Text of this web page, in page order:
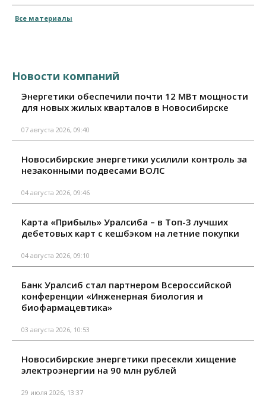
Все материалы
Новости компаний
Энергетики обеспечили почти 12 МВт мощности
для новых жилых кварталов в Новосибирске
07 августа 2026, 09:40
Новосибирские энергетики усилили контроль за
незаконными подвесами ВОЛС
04 августа 2026, 09:46
Карта «Прибыль» Уралсиба – в Топ-3 лучших
дебетовых карт с кешбэком на летние покупки
04 августа 2026, 09:10
Банк Уралсиб стал партнером Всероссийской
конференции «Инженерная биология и
биофармацевтика»
03 августа 2026, 10:53
Новосибирские энергетики пресекли хищение
электроэнергии на 90 млн рублей
29 июля 2026, 13:37